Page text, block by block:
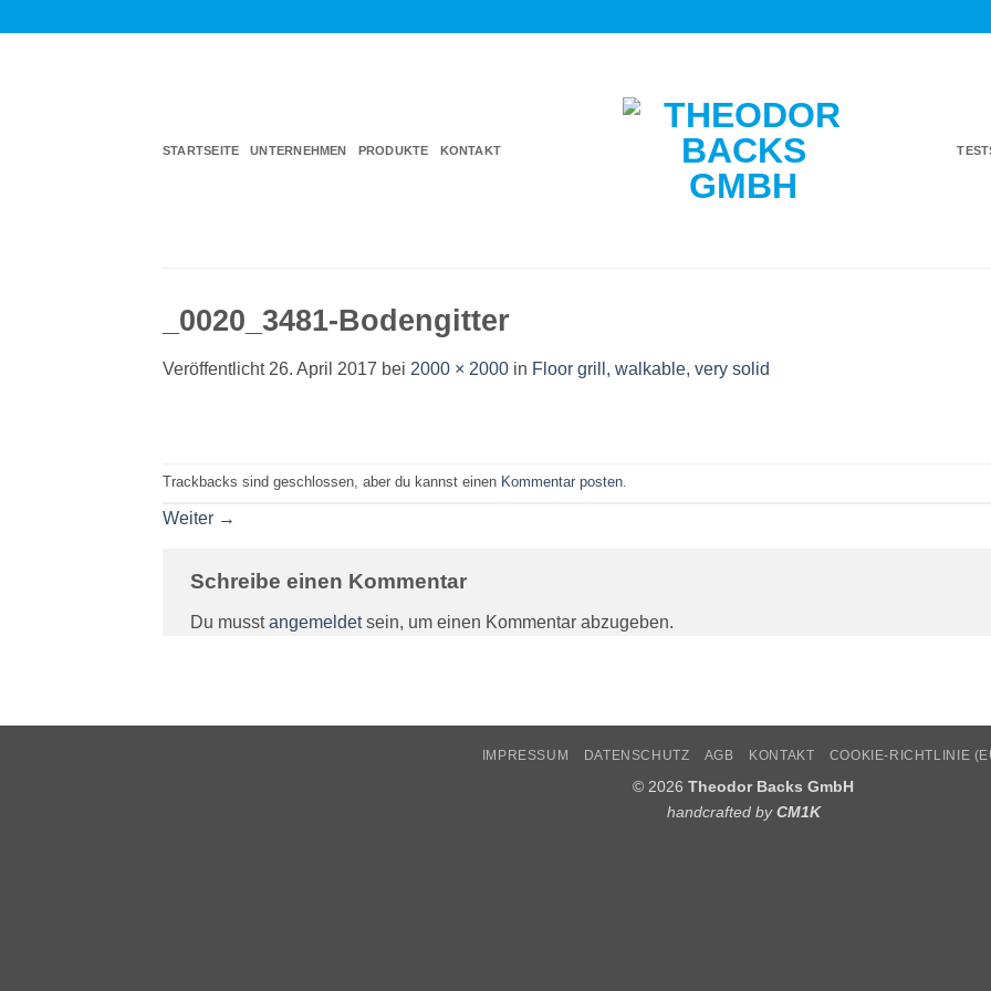
STARTSEITE UNTERNEHMEN PRODUKTE KONTAKT
_0020_3481-Bodengitter
Veröffentlicht 26. April 2017 bei 2000 × 2000 in Floor grill, walkable, very solid
Trackbacks sind geschlossen, aber du kannst einen Kommentar posten
Weiter →
Schreibe einen Kommentar
Du musstangemeldetsein, um einen Kommentar abzugeben.
IMPRESSUM DATENSCHUTZ AGB KONTAKT COOKIE-RICHTLINIE
© 2026 Theodor Backs GmbH
handcrafted byCM1K